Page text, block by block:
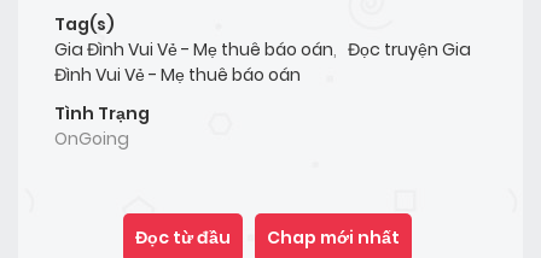
Tag(s)
Gia Đình Vui Vẻ - Mẹ thuê báo oán, Đọc truyện Gia
Đình Vui Vẻ - Mẹ thuê báo oán
Tình Trạng
OnGoing
Đọc từ đầu Chap mới nhất